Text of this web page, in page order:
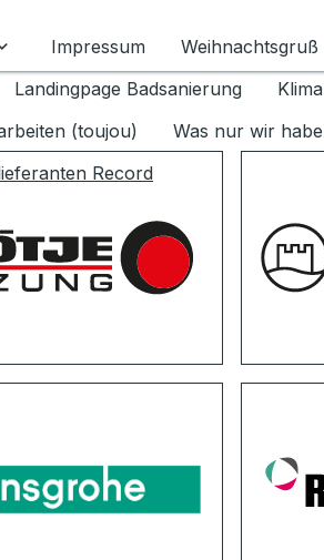
Untermenü für Datenschutz 1.6.2026
Impressum Weihnachtsgruß
Landingpage Badsanierung
(toujou) Was nur wir
Record